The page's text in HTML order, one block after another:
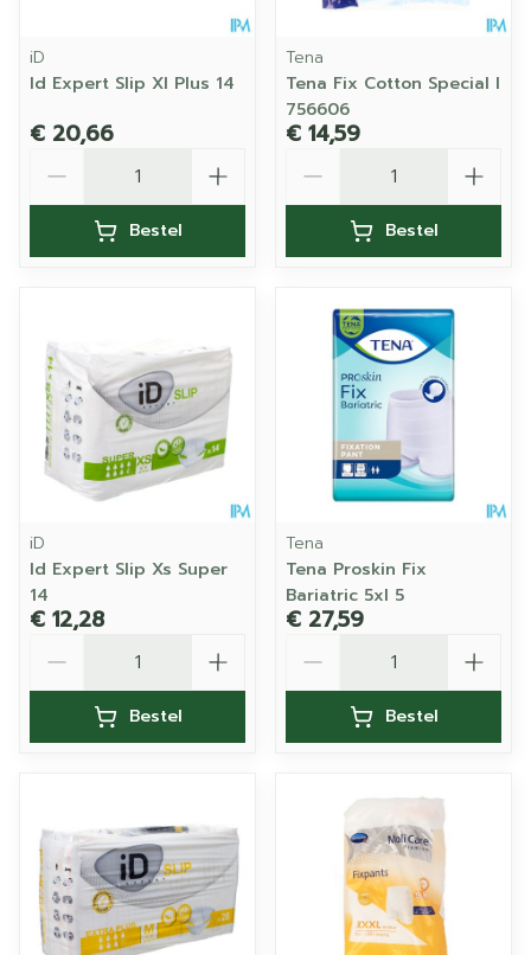
iD
Id Expert Slip Xl Plus 14
€ 20,66
Bestel
Tena
Tena Fix Cotton Special l
756606
€ 14,59
Bestel
iD
Id Expert Slip Xs Super
14
€ 12,28
Bestel
Tena
Tena Proskin Fix
Bariatric 5xl 5
€ 27,59
Bestel